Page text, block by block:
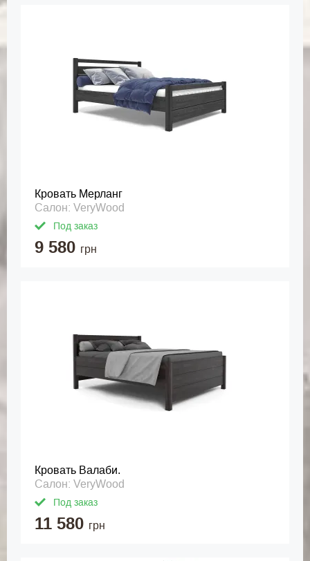
Кровать Мерланг
Салон: VeryWood
Под заказ
9 580 грн
Кровать Валаби.
Салон: VeryWood
Под заказ
11 580 грн